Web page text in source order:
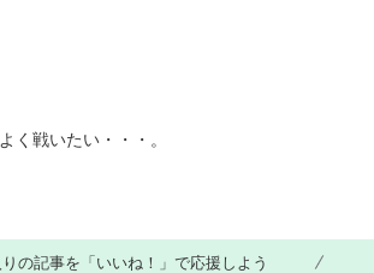
く戦いたい・・・。
の記事を「いいね！」で応援しよう